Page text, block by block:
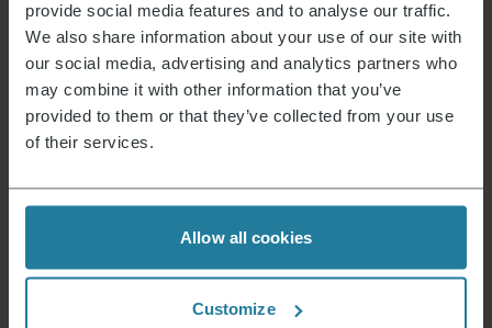
provide social media features and to analyse our traffic.
We also share information about your use of our site with
our social media, advertising and analytics partners who
may combine it with other information that you’ve
provided to them or that they’ve collected from your use
of their services.
Allow all cookies
Customize
Aktualności i oferty
Zarejestruj się teraz i otrzymaj kupon rabatowy
15% na następne zakupy.